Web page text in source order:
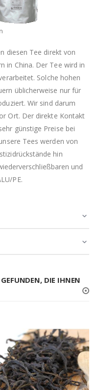
diesen Tee direkt von
in China. Der Tee wird in
Solche hohen
üblicherweise nur für
Wir sind darum
Ort. Der direkte Kontakt
günstige Preise bei
Tees werden von
hin
und
PE.
DIE IHNEN